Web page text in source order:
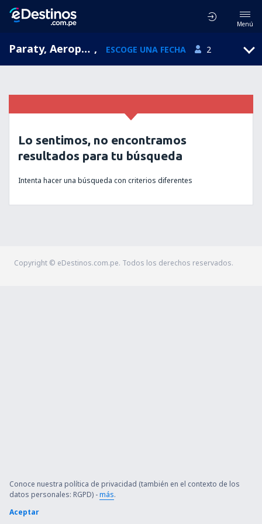
Menú
Paraty, Aeroporto de Paraty, Río de Janeiro, Brasil (JPY) , ESCOGE UNA FECHA 2
Lo sentimos, no encontramos
resultados para tu búsqueda
Intenta hacer una búsqueda con criterios diferentes
Copyright © eDestinos.com.pe. Todos los derechos reservados.
Conoce nuestra política de privacidad (también en el contexto de los
datos personales: RGPD) -más.
Aceptar